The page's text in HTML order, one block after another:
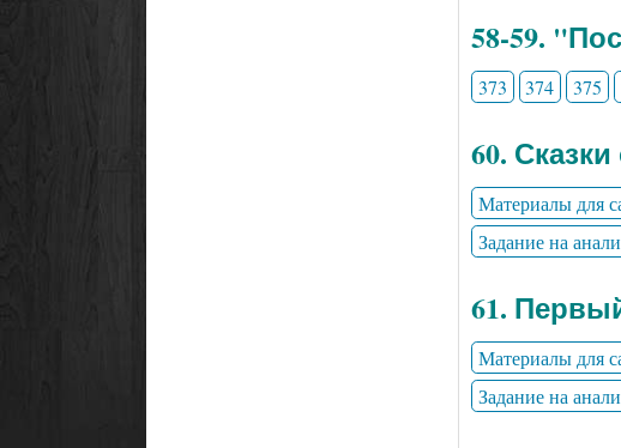
58-59.
373 374 375
60.
Материалы для
Задание на
61.
Материалы для
Задание на